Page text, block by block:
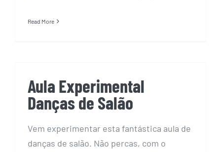
Read More
Aula Experimental
Danças de Salão
Vem experimentar esta fantástica aula de
danças de salão. Não percas, com o